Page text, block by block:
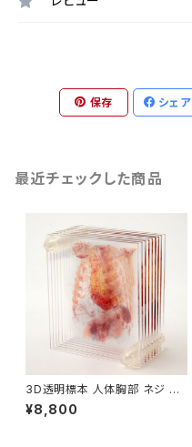
保存 シェア
最近チェックした商品
3D透明標本 人体胸部 ネジ 3D
データ収録USBメモリ付
¥8,800